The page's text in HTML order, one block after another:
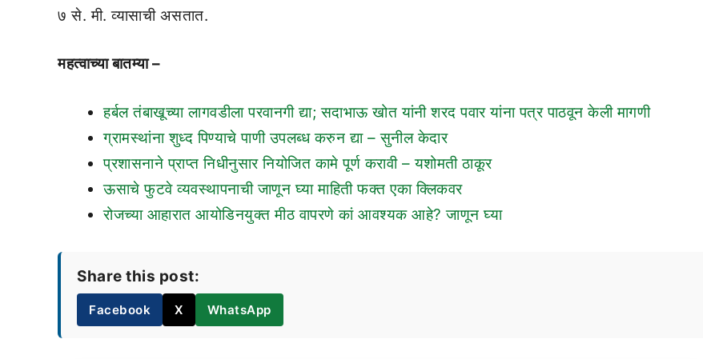
७ से. मी. व्यासाची असतात.
महत्वाच्या बातम्या –
हर्बल तंबाखूच्या लागवडीला परवानगी द्या; सदाभाऊ खोत यांनी शरद पवार यांना पत्र पाठवून केली मागणी
ग्रामस्थांना शुध्द पिण्याचे पाणी उपलब्ध करुन द्या – सुनील केदार
प्रशासनाने प्राप्त निधीनुसार नियोजित कामे पूर्ण करावी – यशोमती ठाकूर
ऊसाचे फुटवे व्यवस्थापनाची जाणून घ्या माहिती फक्त एका क्लिकवर
रोजच्या आहारात आयोडिनयुक्त मीठ वापरणे कां आवश्यक आहे? जाणून घ्या
Share this post:
Facebook X WhatsApp